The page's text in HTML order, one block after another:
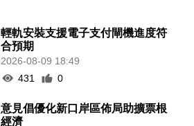
輕軌安裝支援電子支付閘機進度符
合預期
2026-08-09 18:49
431
0
意見倡優化新口岸區佈局助擴票根
經濟